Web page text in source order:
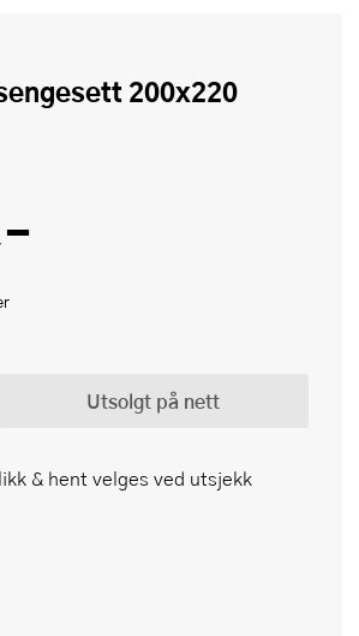
Utsolgt på nett
& hent velges ved utsjekk